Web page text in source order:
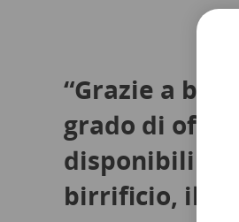
“Grazie a
grado di
disponibili
birrificio, il